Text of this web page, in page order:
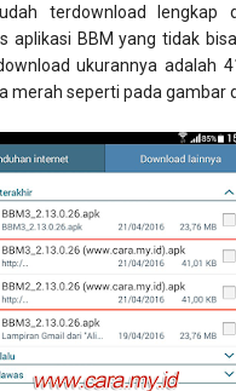
terdownload lengkap
aplikasi BBM yang tidak
ukurannya adalah
merah seperti pada gambar